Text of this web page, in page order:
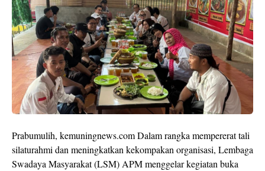
Prabumulih, kemuningnews.com Dalam rangka mempererat tali
silaturahmi dan meningkatkan kekompakan organisasi, Lembaga
Swadaya Masyarakat (LSM) APM menggelar kegiatan buka